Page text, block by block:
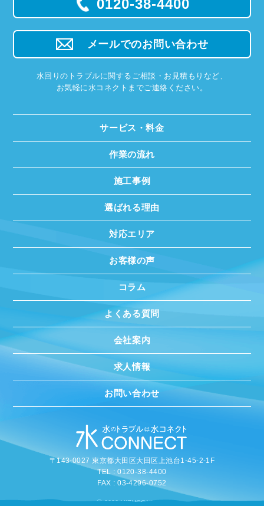
0120-38-4400
メールでのお問い合わせ
水回りのトラブルに関するご相談・お見積もりなど、
お気軽に水コネクトまでご連絡ください。
サービス・料金
作業の流れ
施工事例
選ばれる理由
対応エリア
お客様の声
コラム
よくある質問
会社案内
求人情報
お問い合わせ
〒143-0027 東京都大田区大田区上池台1-45-2-1F
TEL : 0120-38-4400
FAX : 03-4296-0752
© 2020 MIZUCONNECT